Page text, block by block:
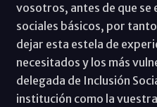
vosotros, antes de que
sociales básicos, por
dejar esta estela de
necesitados y los más
delegada de Inclusión
institución como la